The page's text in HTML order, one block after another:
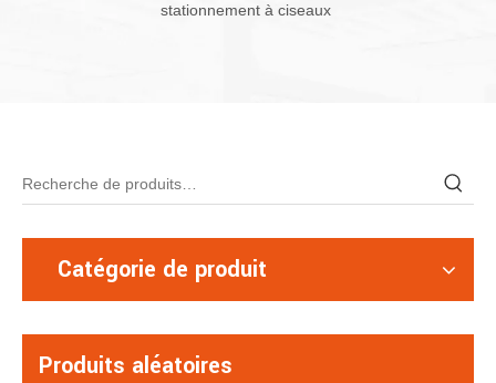
stationnement à ciseaux
Catégorie de produit
Produits aléatoires